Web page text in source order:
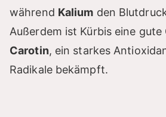
während Kalium den
Außerdem ist Kürbis eine gute
Carotin, ein starkes
Radikale bekämpft.